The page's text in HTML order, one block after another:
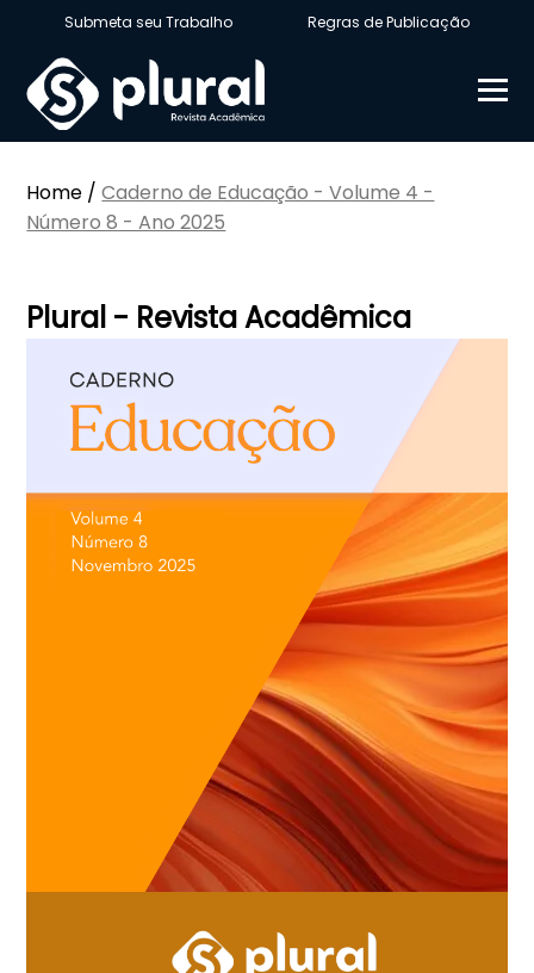
Submeta seu Trabalho Regras de Publicação
Home / Caderno de Educação - Volume 4 -
Número 8 - Ano 2025
Plural - Revista Acadêmica